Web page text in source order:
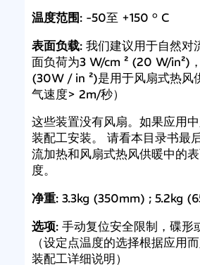
温度范围: -50至 +150 ° C
表面负载: 我们建议用于自然对
面负荷为3 W/cm ² (20 W/in²)
(30W / in ²)是用于风扇式热风
气速度> 2m/秒）
这些装置没有风扇。如果应用
装配工安装。 请看本目录书最
流加热和风扇式热风供暖中的
度。
净重: 3.3kg (350mm) ; 5.2kg
选项: 手动复位安全限制，碟形
（设定点温度的选择根据应用
装配工详细说明）